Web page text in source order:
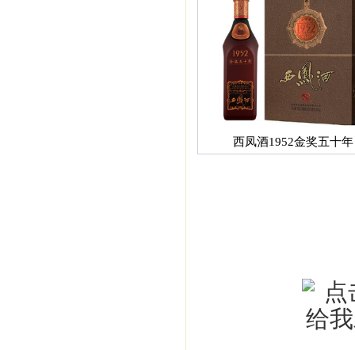
西凤酒1952金奖五十年